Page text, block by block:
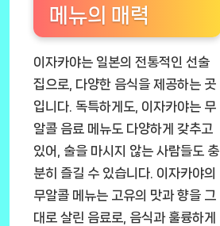
메뉴의 매력
이자카야는 일본의 전통적인 선술
집으로, 다양한 음식을 제공하는 곳
입니다. 독특하게도, 이자카야는 무
알콜 음료 메뉴도 다양하게 갖추고
있어, 술을 마시지 않는 사람들도 충
분히 즐길 수 있습니다. 이자카야의
무알콜 메뉴는 고유의 맛과 향을 그
대로 살린 음료로, 음식과 훌륭하게